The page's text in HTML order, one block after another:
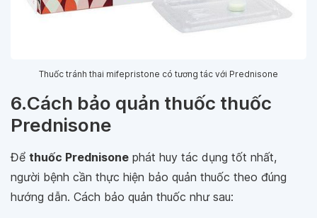
Thuốc tránh thai mifepristone có tương tác với Prednisone
6.Cách bảo quản thuốc thuốc
Prednisone
Để thuốc Prednisone phát huy tác dụng tốt nhất,
người bệnh cần thực hiện bảo quản thuốc theo đúng
hướng dẫn. Cách bảo quản thuốc như sau: